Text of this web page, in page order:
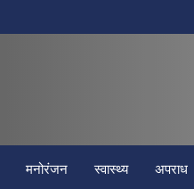
मनोरंजन स्वास्थ्य अपराध